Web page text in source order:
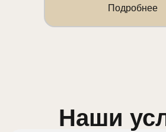
Подробнее
Наши